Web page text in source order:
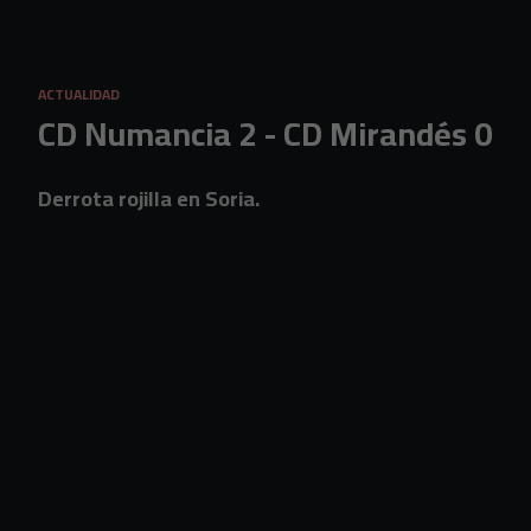
ACTUALIDAD
CD Numancia 2 - CD Mirandés 0
Derrota rojilla en Soria.